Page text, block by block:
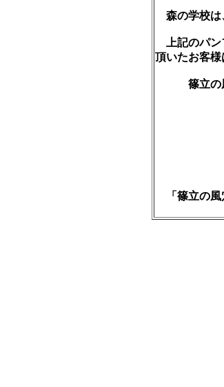
森の学校は
上記のパン
頂いたお客様
篠立の風
立田小
その
一般
案内役（
合計
「篠立の風